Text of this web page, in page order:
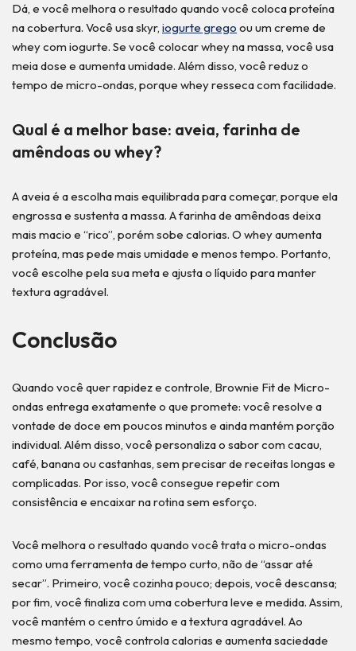
Dá, e você melhora o resultado quando você coloca proteína
na cobertura. Você usa skyr, iogurte grego ou um creme de
whey com iogurte. Se você colocar whey na massa, você usa
meia dose e aumenta umidade. Além disso, você reduz o
tempo de micro-ondas, porque whey resseca com facilidade.
Qual é a melhor base: aveia, farinha de
amêndoas ou whey?
A aveia é a escolha mais equilibrada para começar, porque ela
engrossa e sustenta a massa. A farinha de amêndoas deixa
mais macio e “rico”, porém sobe calorias. O whey aumenta
proteína, mas pede mais umidade e menos tempo. Portanto,
você escolhe pela sua meta e ajusta o líquido para manter
textura agradável.
Conclusão
Quando você quer rapidez e controle, Brownie Fit de Micro-
ondas entrega exatamente o que promete: você resolve a
vontade de doce em poucos minutos e ainda mantém porção
individual. Além disso, você personaliza o sabor com cacau,
café, banana ou castanhas, sem precisar de receitas longas e
complicadas. Por isso, você consegue repetir com
consistência e encaixar na rotina sem esforço.
Você melhora o resultado quando você trata o micro-ondas
como uma ferramenta de tempo curto, não de “assar até
secar”. Primeiro, você cozinha pouco; depois, você descansa;
por fim, você finaliza com uma cobertura leve e medida. Assim,
você mantém o centro úmido e a textura agradável. Ao
mesmo tempo, você controla calorias e aumenta saciedade